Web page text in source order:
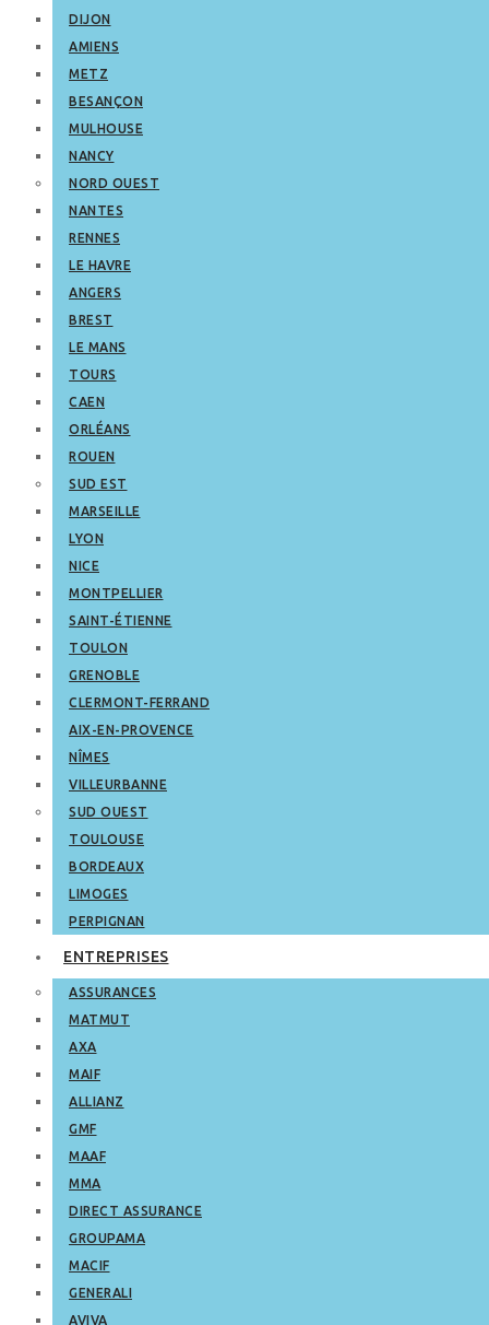
DIJON
AMIENS
METZ
BESANÇON
MULHOUSE
NANCY
NORD OUEST
NANTES
RENNES
LE HAVRE
ANGERS
BREST
LE MANS
TOURS
CAEN
ORLÉANS
ROUEN
SUD EST
MARSEILLE
LYON
NICE
MONTPELLIER
SAINT-ÉTIENNE
TOULON
GRENOBLE
CLERMONT-FERRAND
AIX-EN-PROVENCE
NÎMES
VILLEURBANNE
SUD OUEST
TOULOUSE
BORDEAUX
LIMOGES
PERPIGNAN
ENTREPRISES
ASSURANCES
MATMUT
AXA
MAIF
ALLIANZ
GMF
MAAF
MMA
DIRECT ASSURANCE
GROUPAMA
MACIF
GENERALI
AVIVA